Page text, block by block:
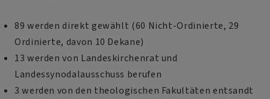
89 werden direkt gewählt (60 Nicht-Ordinierte, 29
Ordinierte, davon 10 Dekane)
13 werden von Landeskirchenrat und
Landessynodalausschuss berufen
3 werden von den theologischen Fakultäten entsandt